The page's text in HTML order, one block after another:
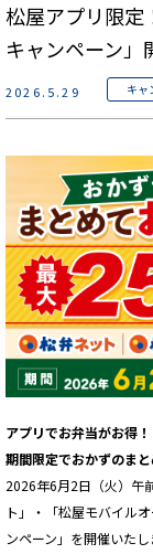
2026.5.29 キャ
松屋アプリ限定
キャンペーン」
アプリでお弁当がお得！
期間限定でおかずのま
2026年6月2日（火）午
ト」・「松屋モバイル
ンペーン」を開催いたし